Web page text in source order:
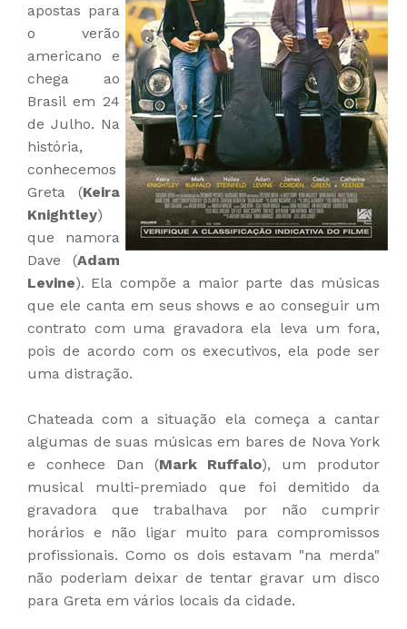
apostas para
o verão
americano e
chega ao
Brasil em 24
de Julho. Na
história,
conhecemos
Greta (Keira
Knightley)
que namora
Dave (Adam
Levine). Ela compõe a maior parte das músicas
que ele canta em seus shows e ao conseguir um
contrato com uma gravadora ela leva um fora,
pois de acordo com os executivos, ela pode ser
uma distração.
Chateada com a situação ela começa a cantar
algumas de suas músicas em bares de Nova York
e conhece Dan (Mark Ruffalo), um produtor
musical multi-premiado que foi demitido da
gravadora que trabalhava por não cumprir
horários e não ligar muito para compromissos
profissionais. Como os dois estavam "na merda"
não poderiam deixar de tentar gravar um disco
para Greta em vários locais da cidade.